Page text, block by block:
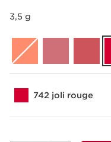
3,5 g
742 joli rouge